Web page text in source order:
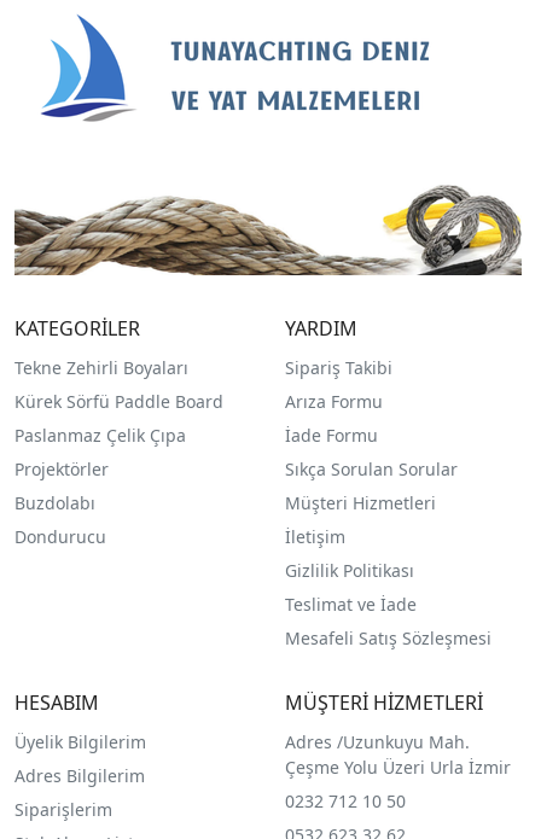
KATEGORİLER
Tekne Zehirli Boyaları
Kürek Sörfü Paddle Board
Paslanmaz Çelik Çıpa
Projektörler
Buzdolabı
Dondurucu
YARDIM
Sipariş Takibi
Arıza Formu
İade Formu
Sıkça Sorulan Sorular
Müşteri Hizmetleri
İletişim
Gizlilik Politikası
Teslimat ve İade
Mesafeli Satış Sözleşmesi
HESABIM
Üyelik Bilgilerim
Adres Bilgilerim
Siparişlerim
MÜŞTERİ HİZMETLERİ
Adres /Uzunkuyu Mah.
Çeşme Yolu Üzeri Urla İzmir
0232 712 10 50